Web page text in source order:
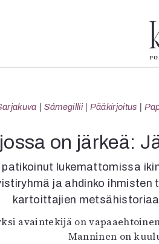
Verkkoartikkeli
Tanssi
Tanssi
Sarjakuva
Sámegillii
Pääkirjoitus
Paperilehdestä
Oulu2026
Näyttelyt
Sámegillii Pääkirjoitus
on järkeä:
patikoinut lukemattomissa
ja ahdinko
kartoittajien
avaintekijä on
Manninen on